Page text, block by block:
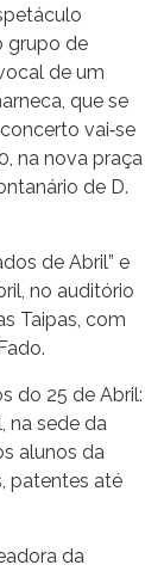
grupo de
de um
que se
vai‐se
na nova praça
de D.
de Abril” e
no auditório
Taipas, com
do 25 de Abril:
na sede da
alunos da
patentes até
da